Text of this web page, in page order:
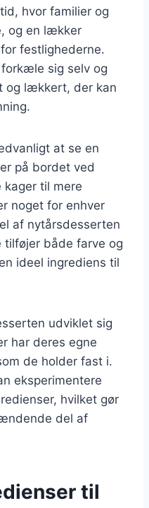
hvor familier og
og en lækker
festlighederne.
sig selv og
og lækkert, der kan
at se en
på bordet ved
kager til mere
noget for enhver
af nytårsdesserten
både farve og
ideel ingrediens til
udviklet sig
har deres egne
de holder fast i.
eksperimentere
hvilket gør
del af
til